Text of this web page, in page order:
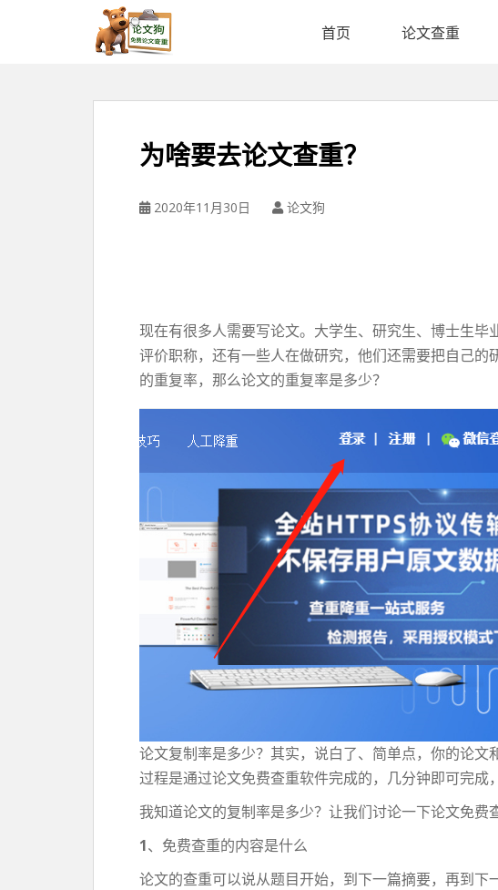
首页 论文查重
为啥要去论文查重？
2020年11月30日 论文狗
现在有很多人需要写论文。大学生、研究生、博士生
评价职称，还有一些人在做研究，他们还需要把自己
的重复率，那么论文的重复率是多少？
论文复制率是多少？其实，说白了、简单点，你的论
过程是通过论文免费查重软件完成的，几分钟即可完成
我知道论文的复制率是多少？让我们讨论一下论文免费
1、免费查重的内容是什么
论文的查重可以说从题目开始，到下一篇摘要，再到